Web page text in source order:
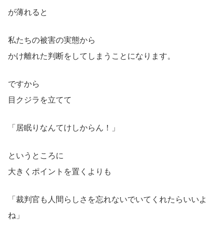
が薄れると
私たちの被害の実態から
かけ離れた判断をしてしまうことになります。
ですから
目クジラを立てて
「居眠りなんてけしからん！」
というところに
大きくポイントを置くよりも
「裁判官も人間らしさを忘れないでいてくれたらいいよ
ね」